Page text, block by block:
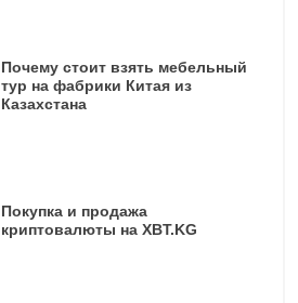
Почему стоит взять мебельный
тур на фабрики Китая из
Казахстана
Покупка и продажа
криптовалюты на XBT.KG